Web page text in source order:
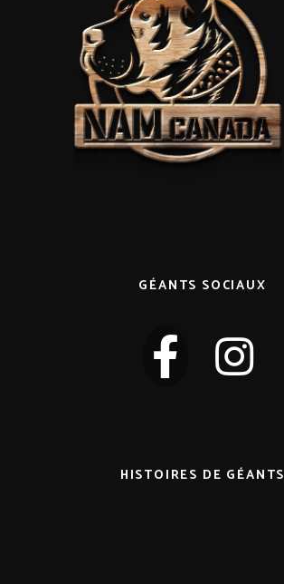
GÉANTS SOCIAUX
HISTOIRES DE GÉANTS